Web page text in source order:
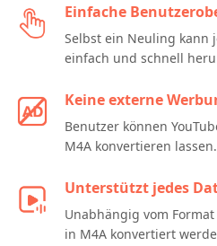
Einfache
Selbst ein Neuling kann
einfach und schnell
Keine externe
Benutzer können
M4A konvertieren lassen.
Unterstützt jedes
Unabhängig vom
in M4A konvertiert